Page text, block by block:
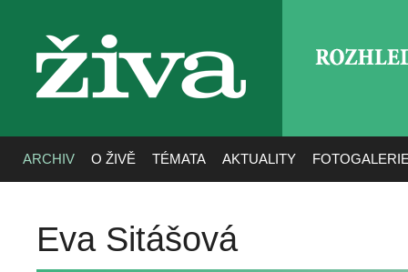
živa
ARCHIV O ŽIVĚ TÉMATA AKTUALITY
Eva Sitášová